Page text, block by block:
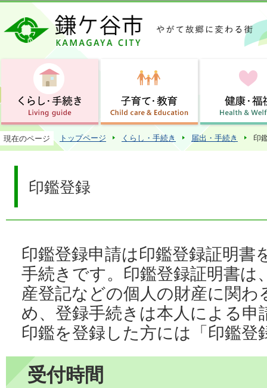
この
現在のページ トップページ くらし・手続き 届出・手続き 印
印鑑登録
印鑑登録申請は印鑑登録証明書
手続きです。印鑑登録証明書は
産登記などの個人の財産に関
め、登録手続きは本人による申
印鑑を登録した方には「印鑑
受付時間